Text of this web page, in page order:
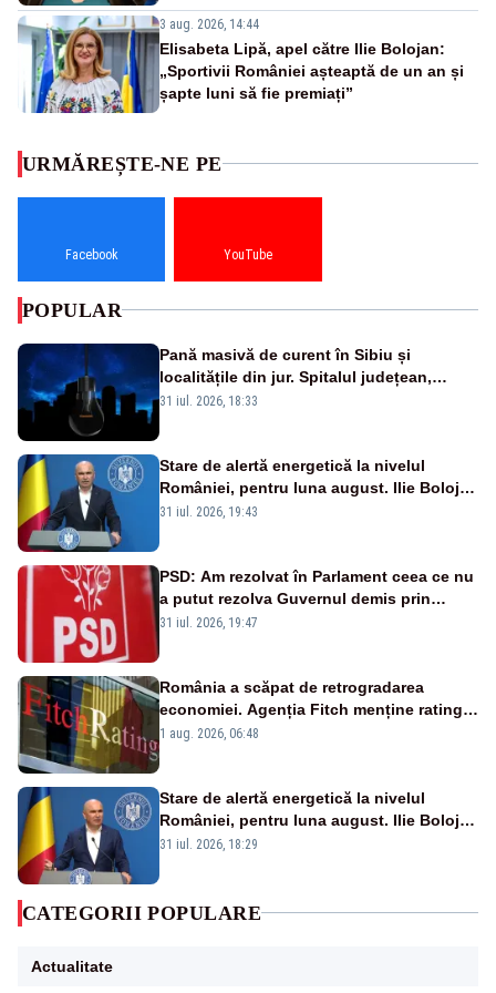
3 aug. 2026, 14:44
Elisabeta Lipă, apel către Ilie Bolojan:
„Sportivii României așteaptă de un an și
șapte luni să fie premiați”
URMĂREȘTE-NE PE
Facebook YouTube
POPULAR
Pană masivă de curent în Sibiu și
localitățile din jur. Spitalul județean,
semafoarele, rețelele de telefonie, grav
31 iul. 2026, 18:33
Stare de alertă energetică la nivelul
României, pentru luna august. Ilie Bolojan
a anunțat importuri și posibile restricții –
31 iul. 2026, 19:43
PSD: Am rezolvat în Parlament ceea ce nu
a putut rezolva Guvernul demis prin
moțiune de cenzură
31 iul. 2026, 19:47
România a scăpat de retrogradarea
economiei. Agenția Fitch menține ratingul
„BBB-” cu perspectivă negativă
1 aug. 2026, 06:48
Stare de alertă energetică la nivelul
României, pentru luna august. Ilie Bolojan
a anunțat importuri și posibile restricții –
31 iul. 2026, 18:29
CATEGORII POPULARE
Actualitate